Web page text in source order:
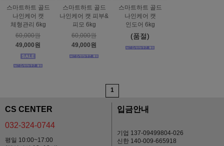
스마트하트 골드
나인케어 캣
체형관리 6kg
60,000원
49,000원
스마트하트 골드
나인케어 캣 피부&
피모 6kg
60,000원
49,000원
스마트하트 골드
나인케어 캣
인도어 6kg
(품절)
1
CS CENTER
032-324-0744
평일 10:00~17:00
입금안내
기업 137-09499804-026
신한 140-009-665918